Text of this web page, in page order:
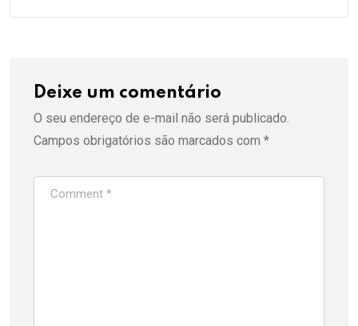
Deixe um comentário
O seu endereço de e-mail não será publicado.
Campos obrigatórios são marcados com *